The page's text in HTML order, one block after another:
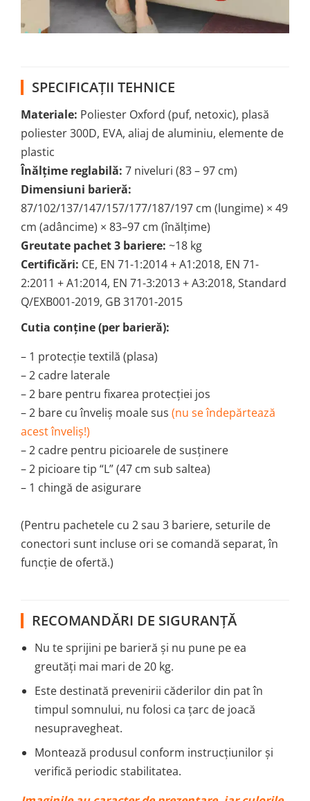
SPECIFICAȚII TEHNICE
Materiale: Poliester Oxford (puf, netoxic), plasă
poliester 300D, EVA, aliaj de aluminiu, elemente de
plastic
Înălțime reglabilă: 7 niveluri (83 – 97 cm)
Dimensiuni barieră:
87/102/137/147/157/177/187/197 cm (lungime) × 49
cm (adâncime) × 83–97 cm (înălțime)
Greutate pachet 3 bariere: ~18 kg
Certificări: CE, EN 71-1:2014 + A1:2018, EN 71-
2:2011 + A1:2014, EN 71-3:2013 + A3:2018, Standard
Q/EXB001-2019, GB 31701-2015
Cutia conține (per barieră):
– 1 protecție textilă (plasa)
– 2 cadre laterale
– 2 bare pentru fixarea protecției jos
– 2 bare cu înveliș moale sus (nu se îndepărtează
acest înveliș!)
– 2 cadre pentru picioarele de susținere
– 2 picioare tip “L” (47 cm sub saltea)
– 1 chingă de asigurare
(Pentru pachetele cu 2 sau 3 bariere, seturile de
conectori sunt incluse ori se comandă separat, în
funcție de ofertă.)
RECOMANDĂRI DE SIGURANȚĂ
Nu te sprijini pe barieră și nu pune pe ea
greutăți mai mari de 20 kg.
Este destinată prevenirii căderilor din pat în
timpul somnului, nu folosi ca țarc de joacă
nesupravegheat.
Montează produsul conform instrucțiunilor și
verifică periodic stabilitatea.